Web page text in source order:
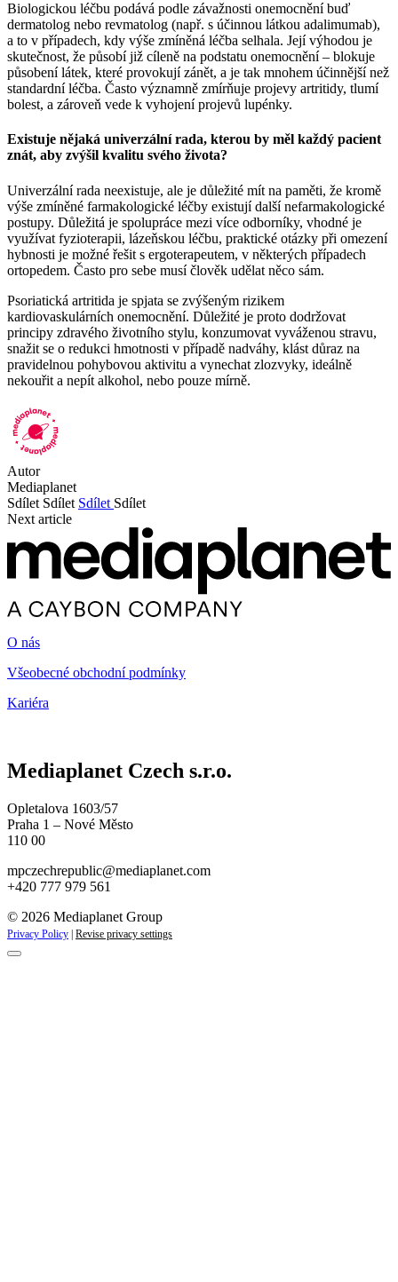
Biologickou léčbu podává podle závažnosti onemocnění buď
dermatolog nebo revmatolog (např. s účinnou látkou adalimumab),
a to v případech, kdy výše zmíněná léčba selhala. Její výhodou je
skutečnost, že působí již cíleně na podstatu onemocnění – blokuje
působení látek, které provokují zánět, a je tak mnohem účinnější než
standardní léčba. Často významně zmírňuje projevy artritidy, tlumí
bolest, a zároveň vede k vyhojení projevů lupénky.
Existuje nějaká univerzální rada, kterou by měl každý pacient
znát, aby zvýšil kvalitu svého života?
Univerzální rada neexistuje, ale je důležité mít na paměti, že kromě
výše zmíněné farmakologické léčby existují další nefarmakologické
postupy. Důležitá je spolupráce mezi více odborníky, vhodné je
využívat fyzioterapii, lázeňskou léčbu, praktické otázky při omezení
hybnosti je možné řešit s ergoterapeutem, v některých případech
ortopedem. Často pro sebe musí člověk udělat něco sám.
Psoriatická artritida je spjata se zvýšeným rizikem
kardiovaskulárních onemocnění. Důležité je proto dodržovat
principy zdravého životního stylu, konzumovat vyváženou stravu,
snažit se o redukci hmotnosti v případě nadváhy, klást důraz na
pravidelnou pohybovou aktivitu a vynechat zlozvyky, ideálně
nekouřit a nepít alkohol, nebo pouze mírně.
Autor
Mediaplanet
Sdílet Sdílet Sdílet Sdílet
Next article
O nás
Všeobecné obchodní podmínky
Kariéra
Mediaplanet Czech s.r.o.
Opletalova 1603/57
Praha 1 – Nové Město
110 00
mpczechrepublic@mediaplanet.com
+420 777 979 561
© 2026 Mediaplanet Group
Privacy Policy | Revise privacy settings